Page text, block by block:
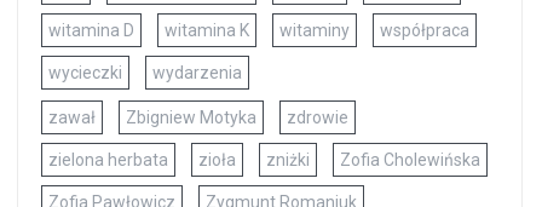
witamina D witamina K witaminy współpraca
wycieczki wydarzenia
zawał Zbigniew Motyka zdrowie
zielona herbata zioła zniżki Zofia Cholewińska
Zofia Pawłowicz Zygmunt Romaniuk